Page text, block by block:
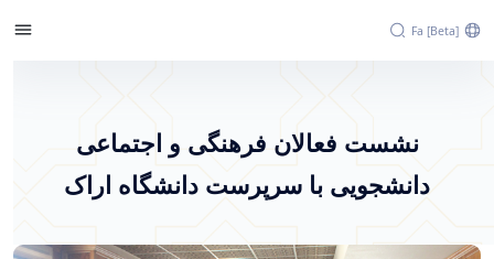
Fa [beta]
سرپرست دانشگاه اراک - پرتال خبری دانشگاه
نشست فعالان فرهنگی و اجتماعی
دانشجویی با سرپرست دانشگاه اراک